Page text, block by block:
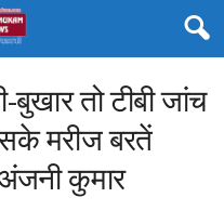
तो टीबी जांच
मरीज बरतें
कुमार